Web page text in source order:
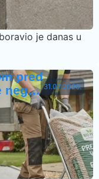
je danas u
31.07.2026.
pred
neg…